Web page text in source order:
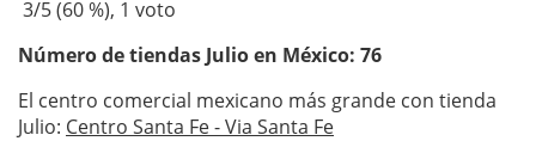
3/5 (60%), 1 voto
Número de tiendas Julioen México: 76
El centro comercial mexicano más grande con tienda
Julio: Centro Santa Fe - Via Santa Fe